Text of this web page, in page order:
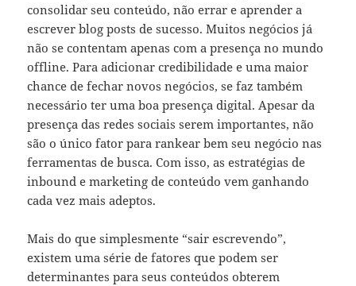
consolidar seu conteúdo, não errar e aprender a
escrever blog posts de sucesso. Muitos negócios já
não se contentam apenas com a presença no mundo
offline. Para adicionar credibilidade e uma maior
chance de fechar novos negócios, se faz também
necessário ter uma boa presença digital. Apesar da
presença das redes sociais serem importantes, não
são o único fator para rankear bem seu negócio nas
ferramentas de busca. Com isso, as estratégias de
inbound e marketing de conteúdo vem ganhando
cada vez mais adeptos.
Mais do que simplesmente “sair escrevendo”,
existem uma série de fatores que podem ser
determinantes para seus conteúdos obterem